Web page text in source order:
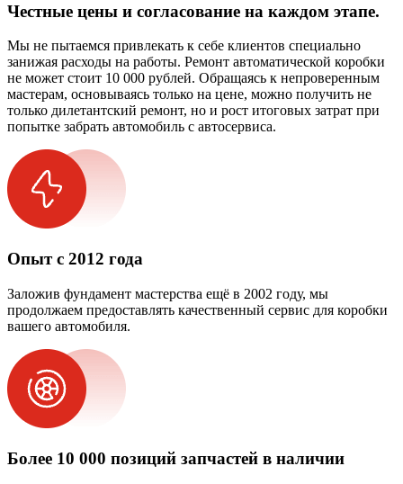
Честные цены и согласование на каждом этапе.
Мы не пытаемся привлекать к себе клиентов специально
занижая расходы на работы. Ремонт автоматической коробки
не может стоит 10 000 рублей. Обращаясь к непроверенным
мастерам, основываясь только на цене, можно получить не
только дилетантский ремонт, но и рост итоговых затрат при
попытке забрать автомобиль с автосервиса.
Опыт с 2012 года
Заложив фундамент мастерства ещё в 2002 году, мы
продолжаем предоставлять качественный сервис для коробки
вашего автомобиля.
Более 10 000 позиций запчастей в наличии